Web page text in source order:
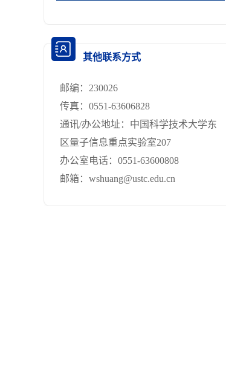
其他联系方式
邮编： 230026
传真： 0551-63606828
通讯/办公地址： 中国科学技术大学东
区量子信息重点实验室207
办公室电话： 0551-63600808
邮箱： wshuang@ustc.edu.cn